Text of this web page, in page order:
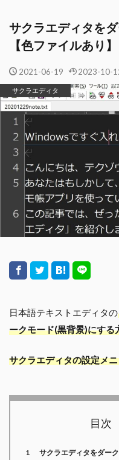
サクラエディタを
【色ファイルあり】
2021-06-19 2023-10-
サクラエディタ
日本語テキストエディタの
ークモード(黒背景)にする
サクラエディタの設定メ
目次
1
サクラエディタをダー